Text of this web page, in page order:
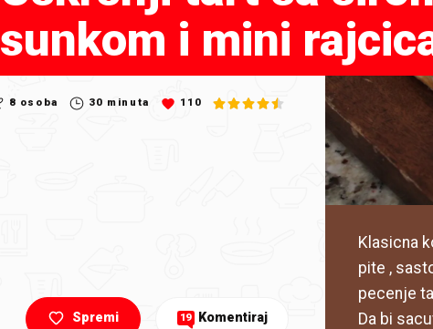
sunkom i mini
8 osoba 30 minuta 110
Klasicna
pite ,
pecenje
Da bi
Spremi 19 Komentiraj